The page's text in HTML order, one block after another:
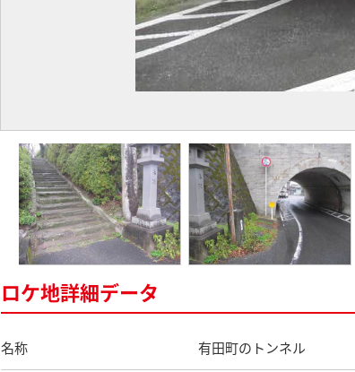
ロケ地詳細データ
名称 有田町のトンネル